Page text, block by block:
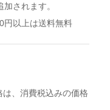
されます。
円以上は送料無料
、消費税込みの価格